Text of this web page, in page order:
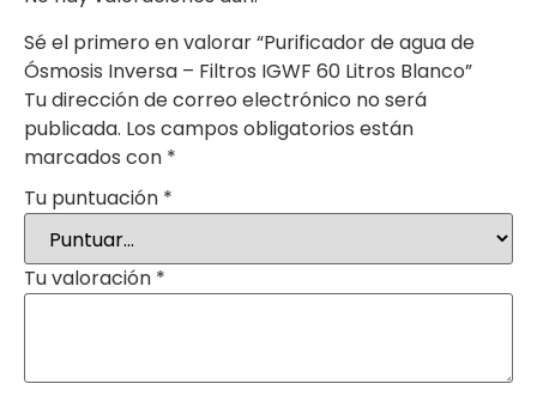
Sé el primero en valorar “Purificador de agua de
Ósmosis Inversa – Filtros IGWF 60 Litros Blanco”
Tu dirección de correo electrónico no será
publicada. Los campos obligatorios están
marcados con *
Tu puntuación *
Tu valoración *